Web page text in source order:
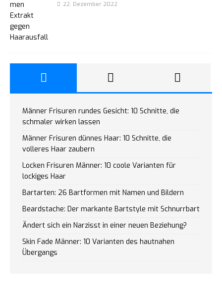
22. Dezember 2022
Männer Frisuren rundes Gesicht: 10 Schnitte, die
schmaler wirken lassen
Männer Frisuren dünnes Haar: 10 Schnitte, die
volleres Haar zaubern
Locken Frisuren Männer: 10 coole Varianten für
lockiges Haar
Bartarten: 26 Bartformen mit Namen und Bildern
Beardstache: Der markante Bartstyle mit Schnurrbart
Ändert sich ein Narzisst in einer neuen Beziehung?
Skin Fade Männer: 10 Varianten des hautnahen
Übergangs